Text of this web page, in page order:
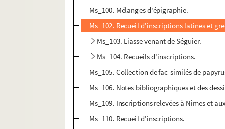
Ms_100. Mélanges d'épigraphie.
Ms_102. Recueil d'inscriptions latines et
Ms_103. Liasse venant de Séguier.
Ms_104. Recueils d'inscriptions.
Ms_105. Collection de fac-similés de
Ms_106. Notes bibliographiques et des
Ms_109. Inscriptions relevées à Nîmes et
Ms_110. Recueil d'inscriptions.